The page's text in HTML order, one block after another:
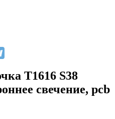
T1616 S38
свечение, pcb